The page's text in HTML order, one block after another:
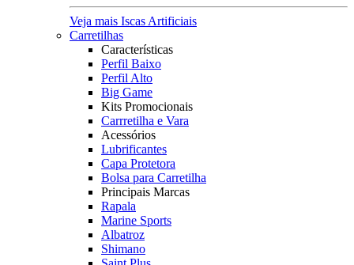
Veja mais Iscas Artificiais
Carretilhas
Características
Perfil Baixo
Perfil Alto
Big Game
Kits Promocionais
Carrretilha e Vara
Acessórios
Lubrificantes
Capa Protetora
Bolsa para Carretilha
Principais Marcas
Rapala
Marine Sports
Albatroz
Shimano